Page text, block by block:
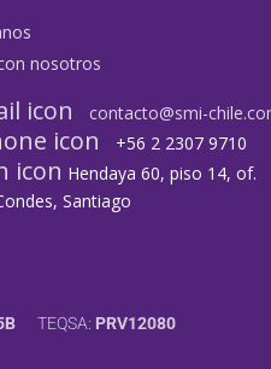
nosotros
icon contacto@smi-
icon +56 2 2307 9710​
icon Hendaya 60, piso 14, of.
Santiago
TEQSA: PRV12080